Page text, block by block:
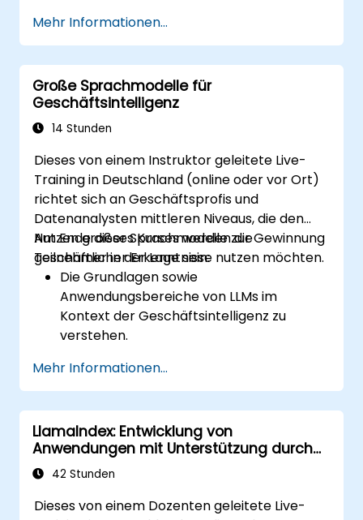
effiziente Codeabschnitte sowie
Dokumentationen zu erstellen.
LLMs in ihren gesamten
Softwareentwicklungsprozess zu
integrieren, um die Produktivität zu
steigern.
Qualitätsstandards für Dokumentationen
aufrechtzuerhalten.
Die ethischen Aspekte sowie bewährte
Verfahren bei der Anwendung von KI in
der Softwareentwicklung zu beachten.
Mehr Informationen...
Große Sprachmodelle für
Geschäftsintelligenz
14 Stunden
Dieses von einem Instruktor geleitete Live-
Training in Deutschland (online oder vor Ort)
richtet sich an Geschäftsprofis und
Datenanalysten mittleren Niveaus, die den
Nutzen großer Sprachmodelle zur Gewinnung
geschäftlicher Erkenntnisse nutzen möchten.
Am Ende dieses Kurses werden die
Teilnehmer in der Lage sein:
Die Grundlagen sowie
Anwendungsbereiche von LLMs im
Kontext der Geschäftsintelligenz zu
verstehen.
zur Extraktion relevanter Erkenntnisse
einzusetzen.
Analysen auf Basis großer Sprachmodelle
in strategische Entscheidungsprozesse
integrieren zu können.
Die ethischen Aspekte sowie bewährte
Geschäftsbereich zu bewerten.
Mehr Informationen...
LlamaIndex: Entwicklung von
Anwendungen mit Unterstützung durch
große Sprachmodelle
42 Stunden
Dieses von einem Dozenten geleitete Live-